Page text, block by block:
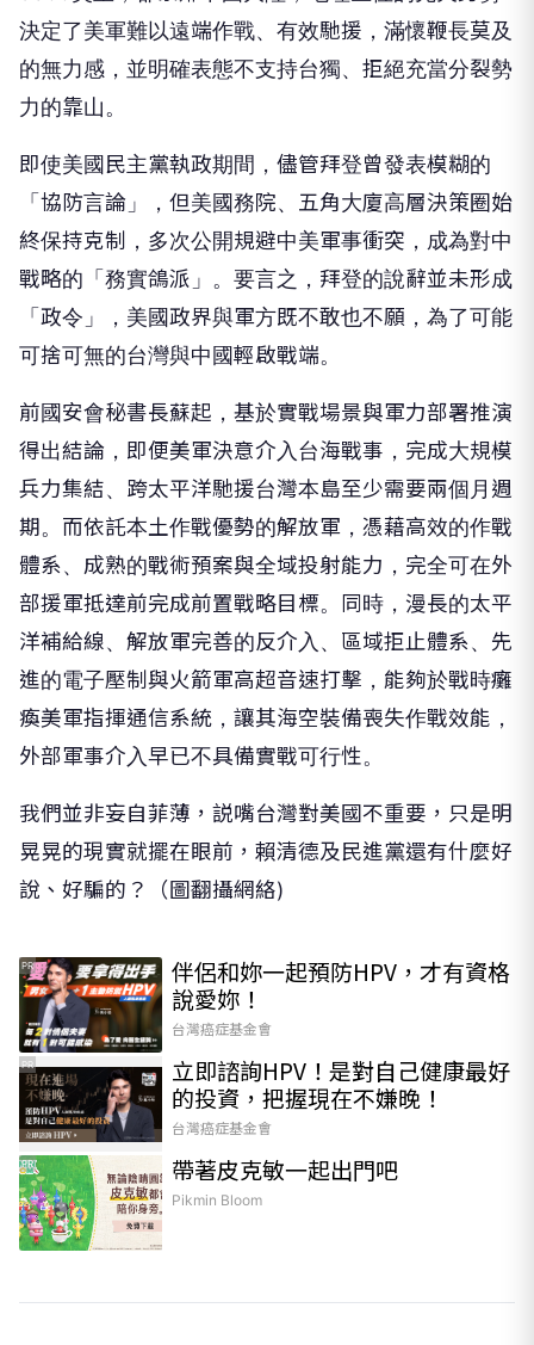
決定了美軍難以遠端作戰、有效馳援，滿懷鞭長莫及
的無力感，並明確表態不支持台獨、拒絕充當分裂勢
力的靠山。
即使美國民主黨執政期間，儘管拜登曾發表模糊的
「協防言論」，但美國務院、五角大廈高層決策圈始
終保持克制，多次公開規避中美軍事衝突，成為對中
戰略的「務實鴿派」。要言之，拜登的說辭並未形成
「政令」，美國政界與軍方既不敢也不願，為了可能
可捨可無的台灣與中國輕啟戰端。
前國安會秘書長蘇起，基於實戰場景與軍力部署推演
得出結論，即便美軍決意介入台海戰事，完成大規模
兵力集結、跨太平洋馳援台灣本島至少需要兩個月週
期。而依託本土作戰優勢的解放軍，憑藉高效的作戰
體系、成熟的戰術預案與全域投射能力，完全可在外
部援軍抵達前完成前置戰略目標。同時，漫長的太平
洋補給線、解放軍完善的反介入、區域拒止體系、先
進的電子壓制與火箭軍高超音速打擊，能夠於戰時癱
瘓美軍指揮通信系統，讓其海空裝備喪失作戰效能，
外部軍事介入早已不具備實戰可行性。
我們並非妄自菲薄，説嘴台灣對美國不重要，只是明
晃晃的現實就擺在眼前，賴清德及民進黨還有什麼好
說、好騙的？（圖翻攝網絡)
PR
伴侶和妳一起預防HPV，才有資格
說愛妳！
台灣癌症基金會
PR
立即諮詢HPV！是對自己健康最好
的投資，把握現在不嫌晚！
台灣癌症基金會
PR 帶著皮克敏一起出門吧
Pikmin Bloom